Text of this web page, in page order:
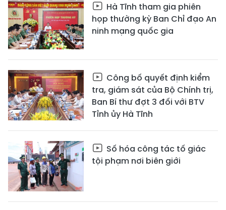
Hà Tĩnh tham gia phiên
họp thường kỳ Ban Chỉ đạo An
ninh mạng quốc gia
Công bố quyết định kiểm
tra, giám sát của Bộ Chính trị,
Ban Bí thư đợt 3 đối với BTV
Tỉnh ủy Hà Tĩnh
Số hóa công tác tố giác
tội phạm nơi biên giới